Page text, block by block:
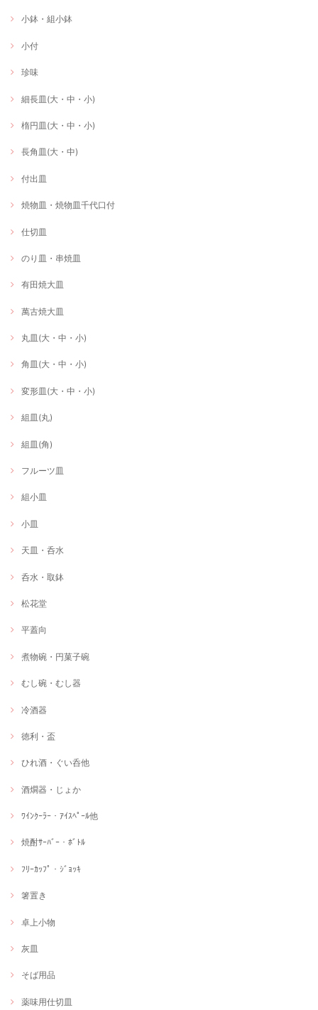
小鉢・組小鉢
小付
珍味
細長皿(大・中・小)
楕円皿(大・中・小)
長角皿(大・中)
付出皿
焼物皿・焼物皿千代口付
仕切皿
のり皿・串焼皿
有田焼大皿
萬古焼大皿
丸皿(大・中・小)
角皿(大・中・小)
変形皿(大・中・小)
組皿(丸)
組皿(角)
フルーツ皿
組小皿
小皿
天皿・呑水
呑水・取鉢
松花堂
平蓋向
煮物碗・円菓子碗
むし碗・むし器
冷酒器
徳利・盃
ひれ酒・ぐい呑他
酒燗器・じょか
ﾜｲﾝｸｰﾗｰ・ｱｲｽﾍﾟｰﾙ他
焼酎ｻｰﾊﾞｰ・ﾎﾞﾄﾙ
ﾌﾘｰｶｯﾌﾟ・ｼﾞｮｯｷ
箸置き
卓上小物
灰皿
そば用品
薬味用仕切皿